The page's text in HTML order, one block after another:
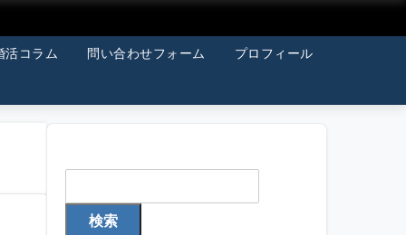
活コラム 問い合わせフォーム プロフィール
検索